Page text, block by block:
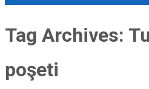
Tag Archives:
poşeti